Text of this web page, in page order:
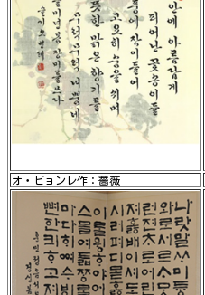
オ・ビョンレ作：薔薇